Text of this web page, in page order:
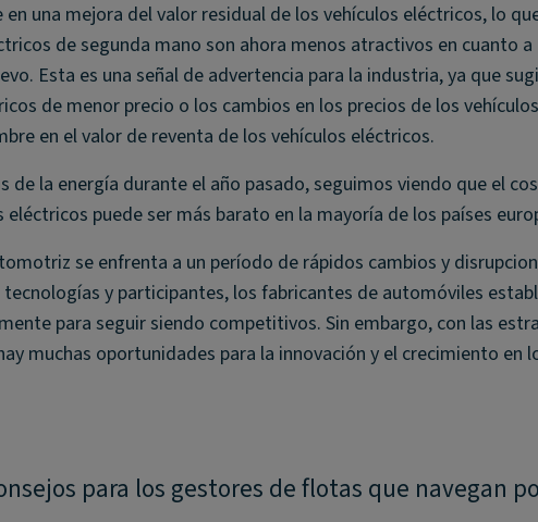
una mejora del valor residual de los vehículos eléctricos, lo
de segunda mano son ahora menos atractivos en cuanto a
Esta es una señal de advertencia para la industria, ya que
de menor precio o los cambios en los precios de los
en el valor de reventa de los vehículos eléctricos.
de la energía durante el año pasado, seguimos viendo que el
puede ser más barato en la mayoría de los países
se enfrenta a un período de rápidos cambios y
tecnologías y participantes, los fabricantes de automóviles
para seguir siendo competitivos. Sin embargo, con las
muchas oportunidades para la innovación y el crecimiento en
para los gestores de flotas que navegan